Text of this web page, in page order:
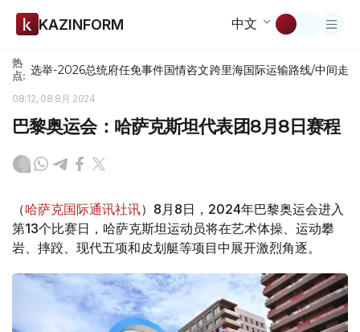
KAZINFORM 中文
热
点: 选举-2026总统府任免事件国情咨文跨里海国际运输路线/中间走廊
08:12, 08 8月 2024
巴黎奥运会：哈萨克斯坦代表团8月8日赛程
（哈萨克国际通讯社讯）8月8日，2024年巴黎奥运会进入
第13个比赛日，哈萨克斯坦运动员将在艺术体操、运动攀
岩、摔跤、现代五项和皮划艇等项目中展开激烈角逐。